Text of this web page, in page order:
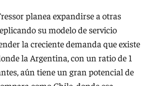
planea expandirse a otras
su modelo de servicio
la creciente demanda que existe
la Argentina, con un ratio de 1
aún tiene un gran potencial de